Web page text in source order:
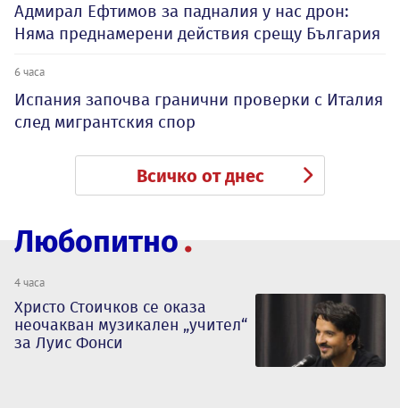
Адмирал Ефтимов за падналия у нас дрон:
Няма преднамерени действия срещу България
6 часа
Испания започва гранични проверки с Италия
след мигрантския спор
Всичко от днес
Любопитно
4 часа
Христо Стоичков се оказа
неочакван музикален „учител“
за Луис Фонси